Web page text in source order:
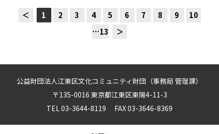
＜ 1 2 3 4 5 6 7 8 9
10
…13
＞
公益財団法人江東区文化コミュニティ財団（事務局 管理課）
〒135-0016 東京都江東区東陽4-11-3
TEL 03-3644-8119 FAX 03-3646-8369